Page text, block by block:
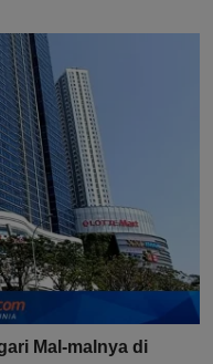
Mal-malnya di